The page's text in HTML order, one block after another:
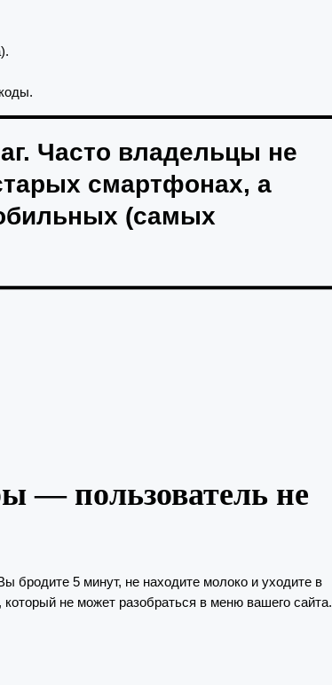
Часто владельцы не
смартфонах, а
(самых
— пользователь не
бродите 5 минут, не находите молоко и уходите в
который не может разобраться в меню вашего сайта.